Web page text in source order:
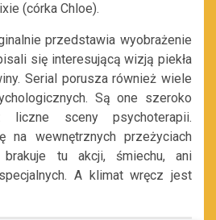
(córka Chloe).
przedstawia wyobrażenie
się interesującą wizją piekła
Serial porusza również wiele
Są one szeroko
liczne sceny psychoterapii.
na wewnętrznych przeżyciach
tu akcji, śmiechu, ani
A klimat wręcz jest